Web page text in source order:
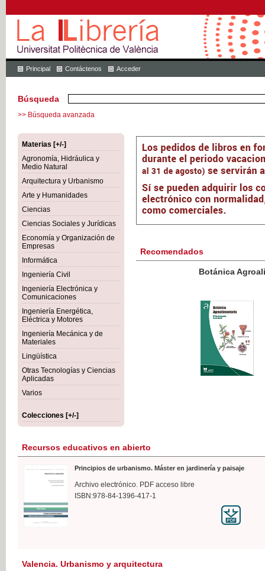
Principal Contáctenos Acceder
Búsqueda
>> Búsqueda avanzada
Materias [+/-]
Agronomía, Hidráulica y
Medio Natural
Arquitectura y Urbanismo
Arte y Humanidades
Ciencias
Ciencias Sociales y Jurídicas
Economía y Organización de
Empresas
Informática
Ingeniería Civil
Ingeniería Electrónica y
Comunicaciones
Ingeniería Energética,
Eléctrica y Motores
Ingeniería Mecánica y de
Materiales
Lingüística
Otras Tecnologías y Ciencias
Aplicadas
Varios
Colecciones [+/-]
Recomendados
Botánica Agroalimentaria
IVA
Recursos educativos en abierto
Principios de urbanismo. Máster en jardinería y paisaje
Archivo electrónico. PDF acceso libre
ISBN:978-84-1396-417-1
Valencia. Urbanismo y arquitectura